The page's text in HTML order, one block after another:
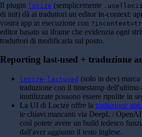
Il plugin locize (semplicemente
di init) dà ai traduttori un editor in-context:
vostra app in esecuzione con
editor basato su iframe che evidenzia ogni
traduttori di modificarla sul posto.
Reporting last-used + traduzione
locize-lastused (solo in dev)
traduzione con il timestamp dell'ultimo
inutilizzate possono essere ripulite in
La UI di Locize offre la traduzione
le chiavi mancanti via DeepL /
così potete avere un build tedesco
dall'aver aggiunto il testo inglese.